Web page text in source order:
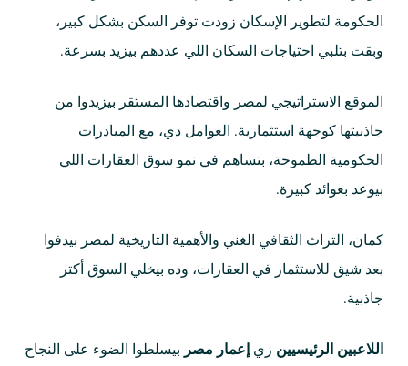
الحكومة لتطوير الإسكان زودت توفر السكن بشكل كبير،
وبقت بتلبي احتياجات السكان اللي عددهم بيزيد بسرعة.
الموقع الاستراتيجي لمصر واقتصادها المستقر بيزيدوا من
جاذبيتها كوجهة استثمارية. العوامل دي، مع المبادرات
الحكومية الطموحة، بتساهم في نمو سوق العقارات اللي
بيوعد بعوائد كبيرة.
كمان، التراث الثقافي الغني والأهمية التاريخية لمصر بيدفوا
بعد شيق للاستثمار في العقارات، وده بيخلي السوق أكتر
جاذبية.
اللاعبين الرئيسيين زي إعمار مصر بيسلطوا الضوء على النجاح